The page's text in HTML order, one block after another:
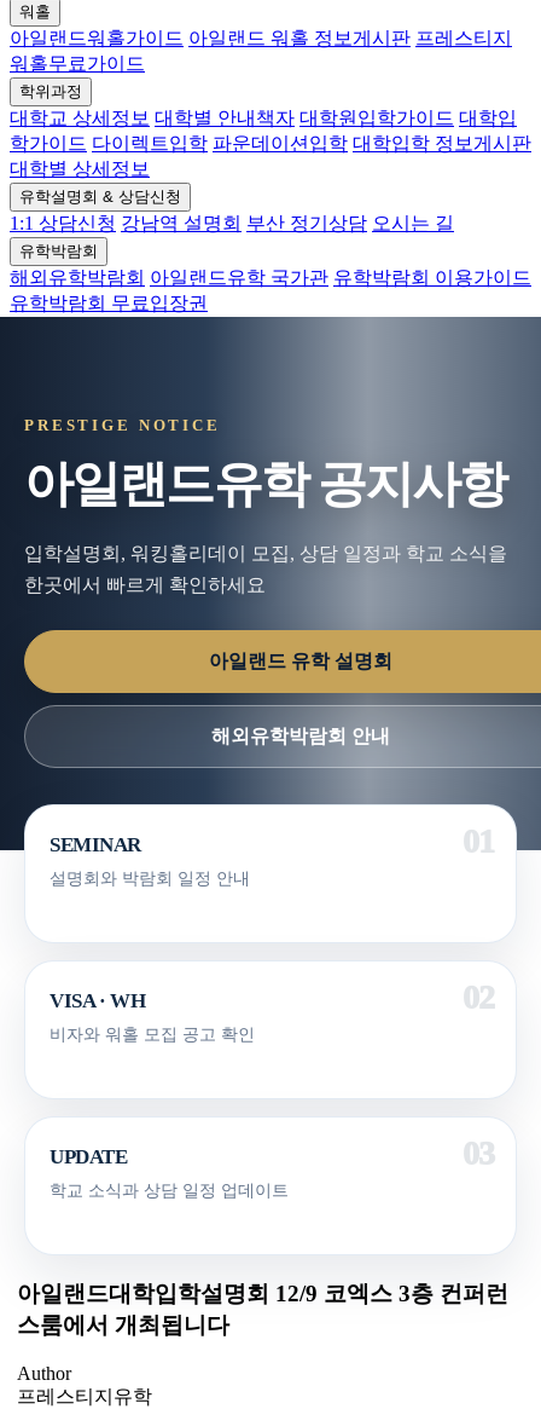
워홀
아일랜드워홀가이드 아일랜드 워홀 정보게시판 프레스티지
워홀무료가이드
학위과정
대학교 상세정보 대학별 안내책자 대학원입학가이드 대학입
학가이드 다이렉트입학 파운데이션입학 대학입학 정보게시판
대학별 상세정보
유학설명회 & 상담신청
1:1 상담신청 강남역 설명회 부산 정기상담 오시는 길
유학박람회
해외유학박람회 아일랜드유학 국가관 유학박람회 이용가이드
유학박람회 무료입장권
PRESTIGE NOTICE
아일랜드유학 공지사항
입학설명회, 워킹홀리데이 모집, 상담 일정과 학교 소식을
한곳에서 빠르게 확인하세요
아일랜드 유학 설명회
해외유학박람회 안내
SEMINAR
설명회와 박람회 일정 안내
VISA · WH
비자와 워홀 모집 공고 확인
UPDATE
학교 소식과 상담 일정 업데이트
아일랜드대학입학설명회 12/9 코엑스 3층 컨퍼런
스룸에서 개최됩니다
Author
프레스티지유학